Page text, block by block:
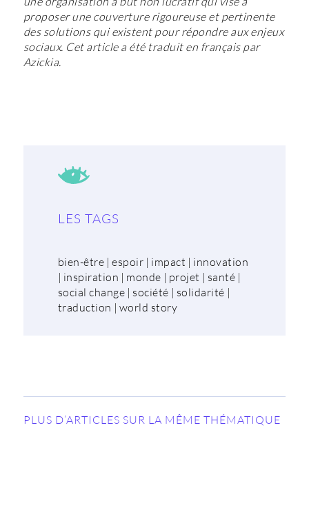
proposer une couverture rigoureuse et pertinente
des solutions qui existent pour répondre aux enjeux
sociaux. Cet article a été traduit en français par
Azickia.
LES TAGS
bien-être |espoir | impact | innovation
| inspiration | monde | projet | santé |
social change | société | solidarité |
traduction | world story
PLUS D’ARTICLES SUR LA MÊME THÉMATIQUE